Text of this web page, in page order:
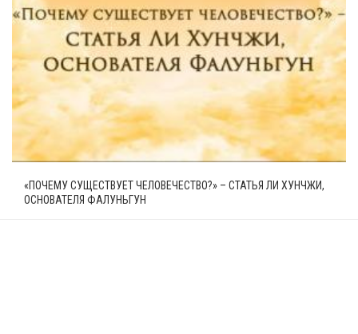
«ПОЧЕМУ СУЩЕСТВУЕТ ЧЕЛОВЕЧЕСТВО?» – СТАТЬЯ ЛИ ХУНЧЖИ,
ОСНОВАТЕЛЯ ФАЛУНЬГУН